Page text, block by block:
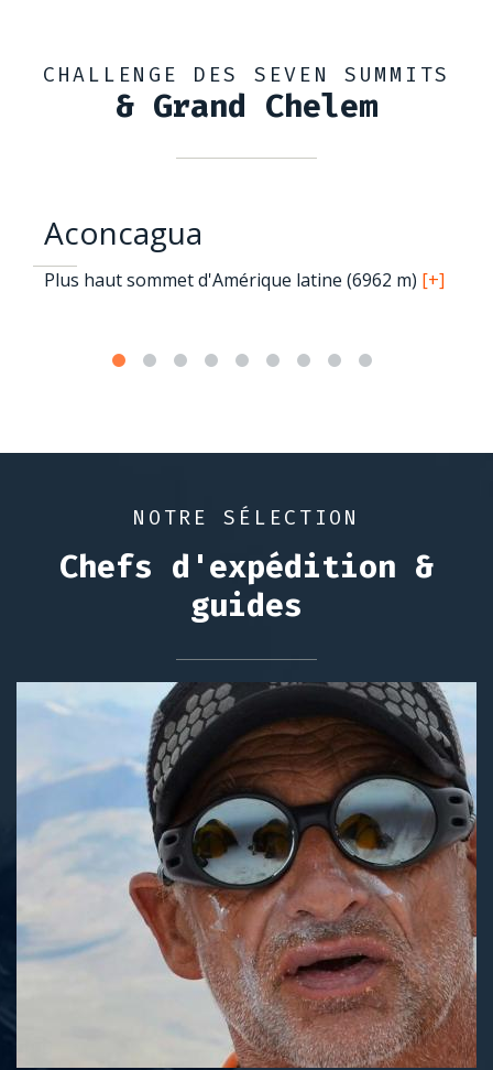
CHALLENGE DES SEVEN SUMMITS
& Grand Chelem
Aconcagua
Plus haut sommet d'Amérique latine (6962 m) [+]
NOTRE SÉLECTION
Chefs d'expédition &
guides